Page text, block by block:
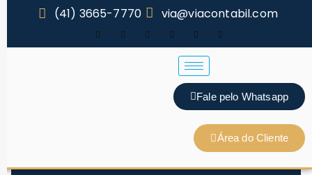
(41) 3665-7770 via@viacontabil.com
Fale pelo Whatsapp
Área do Cliente